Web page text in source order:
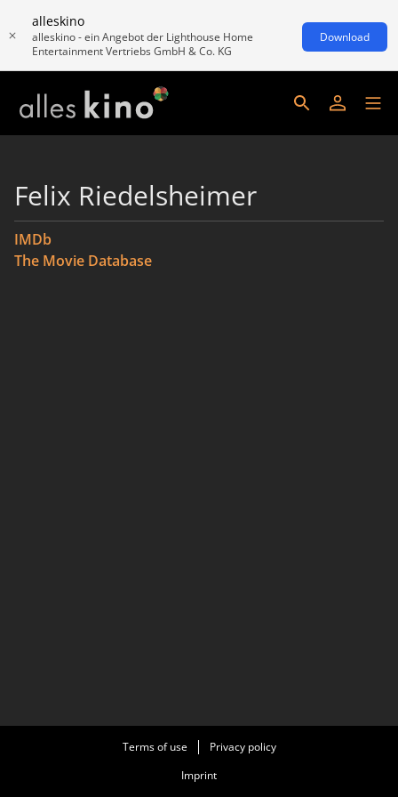
alleskino
alleskino - ein Angebot der Lighthouse Home
Entertainment Vertriebs GmbH & Co. KG
Download
Felix Riedelsheimer
IMDb
The Movie Database
Terms of use
Privacy policy
Imprint